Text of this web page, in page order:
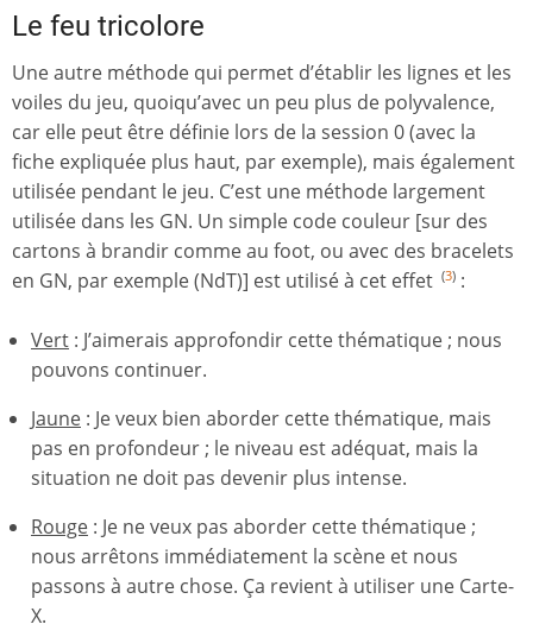
Le feu tricolore
Une autre méthode qui permet d’établir les lignes et les
voiles du jeu, quoiqu’avec un peu plus de polyvalence,
car elle peut être définie lors de la session 0 (avec la
fiche expliquée plus haut, par exemple), mais également
utilisée pendant le jeu. C’est une méthode largement
utilisée dans les GN. Un simple code couleur [sur des
cartons à brandir comme au foot, ou avec des bracelets
en GN, par exemple (NdT)] est utilisé à cet effet (3) :
Vert : J’aimerais approfondir cette thématique ; nous
pouvons continuer.
Jaune : Je veux bien aborder cette thématique, mais
pas en profondeur ; le niveau est adéquat, mais la
situation ne doit pas devenir plus intense.
Rouge : Je ne veux pas aborder cette thématique ;
nous arrêtons immédiatement la scène et nous
passons à autre chose. Ça revient à utiliser une Carte-
X.